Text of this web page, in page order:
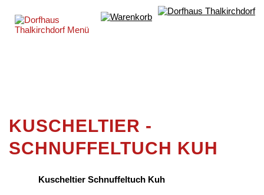
KUSCHELTIER -
SCHNUFFELTUCH KUH
Kuscheltier Schnuffeltuch Kuh